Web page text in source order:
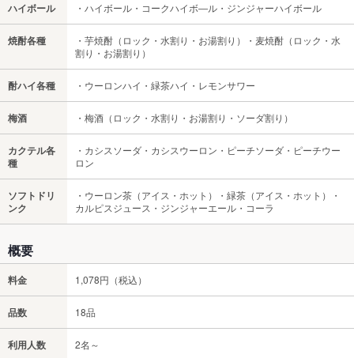
ハイボール ・ハイボール・コークハイボ―ル・ジンジャーハイボール
焼酎各種
・芋焼酎（ロック・水割り・お湯割り）・麦焼酎（ロック・水
割り・お湯割り）
酎ハイ各種 ・ウーロンハイ・緑茶ハイ・レモンサワー
梅酒 ・梅酒（ロック・水割り・お湯割り・ソーダ割り）
カクテル各
種
・カシスソーダ・カシスウーロン・ピーチソーダ・ピーチウー
ロン
ソフトドリ
ンク
・ウーロン茶（アイス・ホット）・緑茶（アイス・ホット）・
カルピスジュース・ジンジャーエール・コーラ
概要
料金 1,078円（税込）
品数 18品
利用人数 2名～